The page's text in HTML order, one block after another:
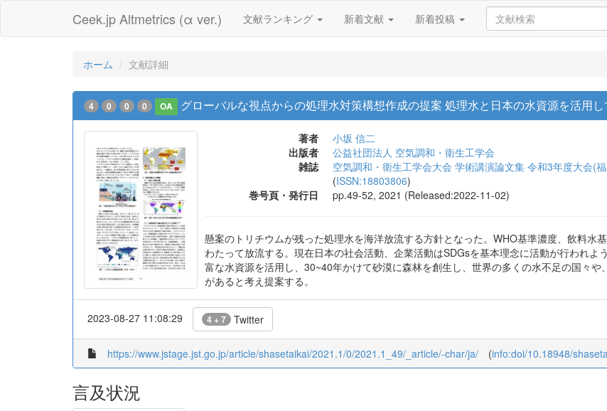
Ceek.jp Altmetrics (α ver.) 文献ランキング 新着文献 新着投稿
ホーム 文献詳細
4 0 0 0 OA グローバルな視点からの処理水対策構想作成の提案 処理水と日本の水資源を活用
著者
小坂 信二
出版者
公益社団法人 空気調和・衛生工学会
雑誌
空気調和・衛生工学会大会 学術講演論文集 令和3年度大会(
(ISSN:18803806)
巻号頁・発行日
pp.49-52, 2021 (Released:2022-11-02)
懸案のトリチウムが残った処理水を海洋放流する方針となった。WHO基準濃度、飲料水
わたって放流する。現在日本の社会活動、企業活動はSDGsを基本理念に活動が行われ
富な水資源を活用し、30~40年かけて砂漠に森林を創生し、世界の多くの水不足の国々
があると考え提案する。
2023-08-27 11:08:29 4 + 7 Twitter
https://www.jstage.jst.go.jp/article/shasetaikai/2021.1/0/2021.1_49/_article/-char/ja/ (info:doi/10.18948/
言及状況